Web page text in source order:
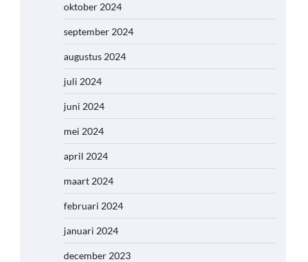
oktober 2024
september 2024
augustus 2024
juli 2024
juni 2024
mei 2024
april 2024
maart 2024
februari 2024
januari 2024
december 2023